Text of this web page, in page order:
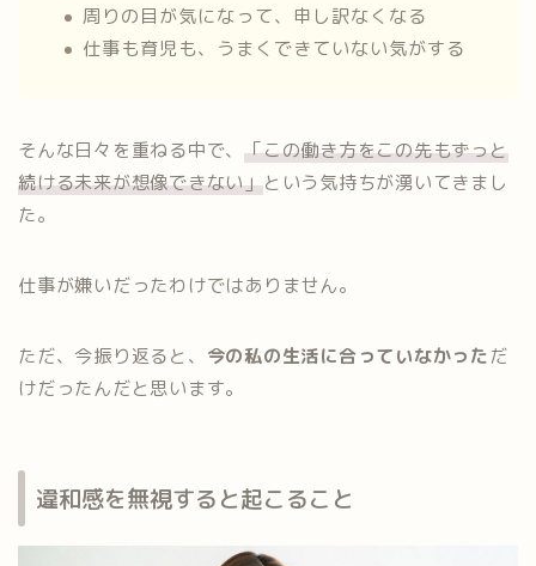
周りの目が気になって、申し訳なくなる
仕事も育児も、うまくできていない気がする
そんな日々を重ねる中で、「この働き方をこの先もずっと
続ける未来が想像できない」という気持ちが湧いてきまし
た。
仕事が嫌いだったわけではありません。
ただ、今振り返ると、 今の私の生活に合っていなかっただ
けだったんだと思います。
違和感を無視すると起こること